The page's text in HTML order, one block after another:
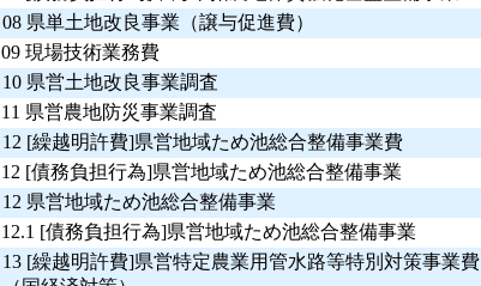
08 県単土地改良事業（譲与促進費）
09 現場技術業務費
10 県営土地改良事業調査
11 県営農地防災事業調査
12 [繰越明許費]県営地域ため池総合整備事業費
12 [債務負担行為]県営地域ため池総合整備事業
12 県営地域ため池総合整備事業
12.1 [債務負担行為]県営地域ため池総合整備事業
13 [繰越明許費]県営特定農業用管水路等特別対策事業費